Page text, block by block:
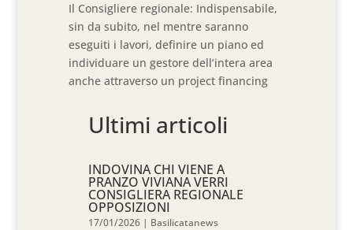
Il Consigliere regionale: Indispensabile,
sin da subito, nel mentre saranno
eseguiti i lavori, definire un piano ed
individuare un gestore dell’intera area
anche attraverso un project financing
Ultimi articoli
INDOVINA CHI VIENE A
PRANZO VIVIANA VERRI
CONSIGLIERA REGIONALE
OPPOSIZIONI
17/01/2026 | Basilicatanews